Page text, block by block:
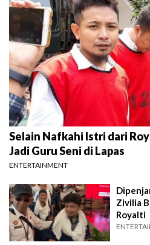
Selain Nafkahi Istri dari
Jadi Guru Seni di Lapas
ENTERTAINMENT
Zivilia
Royalti